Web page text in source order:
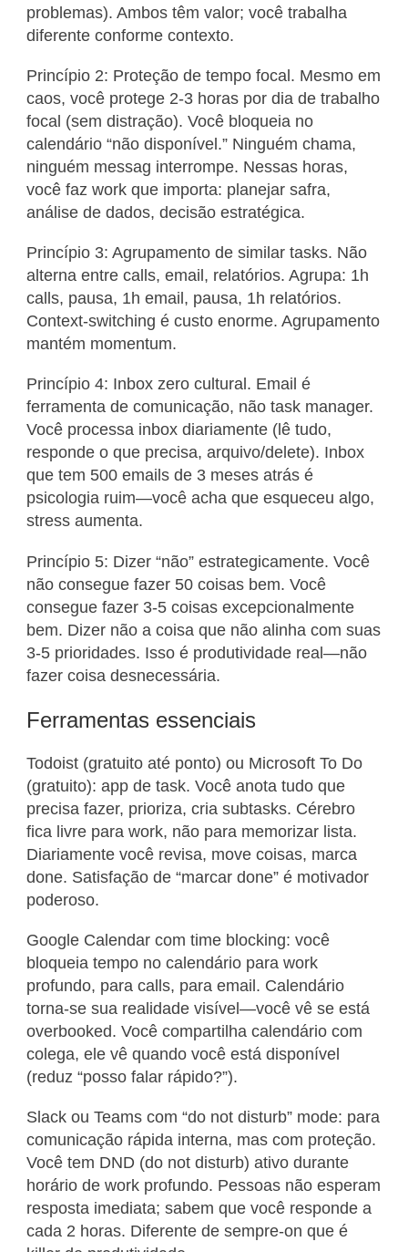
problemas). Ambos têm valor; você trabalha
diferente conforme contexto.
Princípio 2: Proteção de tempo focal. Mesmo em
caos, você protege 2-3 horas por dia de trabalho
focal (sem distração). Você bloqueia no
calendário “não disponível.” Ninguém chama,
ninguém messag interrompe. Nessas horas,
você faz work que importa: planejar safra,
análise de dados, decisão estratégica.
Princípio 3: Agrupamento de similar tasks. Não
alterna entre calls, email, relatórios. Agrupa: 1h
calls, pausa, 1h email, pausa, 1h relatórios.
Context-switching é custo enorme. Agrupamento
mantém momentum.
Princípio 4: Inbox zero cultural. Email é
ferramenta de comunicação, não task manager.
Você processa inbox diariamente (lê tudo,
responde o que precisa, arquivo/delete). Inbox
que tem 500 emails de 3 meses atrás é
psicologia ruim—você acha que esqueceu algo,
stress aumenta.
Princípio 5: Dizer “não” estrategicamente. Você
não consegue fazer 50 coisas bem. Você
consegue fazer 3-5 coisas excepcionalmente
bem. Dizer não a coisa que não alinha com suas
3-5 prioridades. Isso é produtividade real—não
fazer coisa desnecessária.
Ferramentas essenciais
Todoist (gratuito até ponto) ou Microsoft To Do
(gratuito): app de task. Você anota tudo que
precisa fazer, prioriza, cria subtasks. Cérebro
fica livre para work, não para memorizar lista.
Diariamente você revisa, move coisas, marca
done. Satisfação de “marcar done” é motivador
poderoso.
Google Calendar com time blocking: você
bloqueia tempo no calendário para work
profundo, para calls, para email. Calendário
torna-se sua realidade visível—você vê se está
overbooked. Você compartilha calendário com
colega, ele vê quando você está disponível
(reduz “posso falar rápido?”).
Slack ou Teams com “do not disturb” mode: para
comunicação rápida interna, mas com proteção.
Você tem DND (do not disturb) ativo durante
horário de work profundo. Pessoas não esperam
resposta imediata; sabem que você responde a
cada 2 horas. Diferente de sempre-on que é